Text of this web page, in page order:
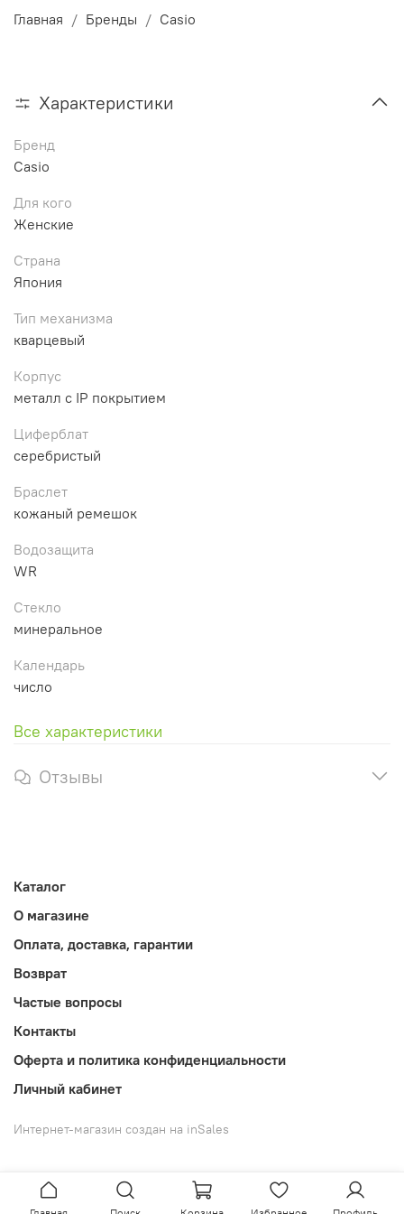
Главная Бренды Casio
Характеристики
Бренд
Casio
Для кого
Женские
Страна
Япония
Тип механизма
кварцевый
Корпус
металл с IP покрытием
Циферблат
серебристый
Браслет
кожаный ремешок
Водозащита
WR
Стекло
минеральное
Календарь
число
Все характеристики
Отзывы
Каталог
О магазине
Оплата, доставка, гарантии
Возврат
Частые вопросы
Контакты
Оферта и политика конфиденциальности
Личный кабинет
Интернет-магазин создан на inSales